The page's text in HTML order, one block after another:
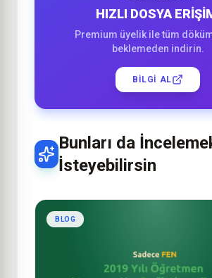
HIZLI DOSYA
Premium üyelik ile tüm
beklemeden indirin.
BILGI AL
Bunları da
İsteyebilirsin
BLOG